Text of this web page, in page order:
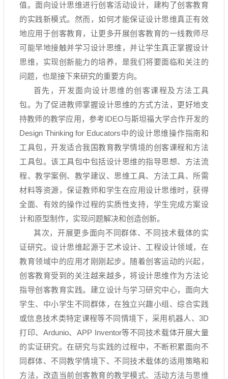
值。面向设计思维进行创客活动设计，建构了创客教育
的实践新模式。然而，如何才能保证设计思维真正有效
地应用于创客教育，让更多开展创客教育的一线教师尽
可能早地接触并学习设计思维，并让学生真正掌握设计
思维，实现创新能力的培养，是我们将要面临和关注的
问题，也是接下来研究的重要方向。
首先，开发面向设计思维的创客课程及方法工具
包。为了促进教师掌握设计思维的方式方法，更好地支
持教师的教学应用，参考IDEO与斯坦福大学合作开发的
Design Thinking for Educators中的设计思维操作指南和
工具包，开发适合我国教育教学情境的创客课程和方法
工具包。该工具包中包括设计思维的指导思想、方法流
程、教学案例、教学建议、思维工具、方法工具、所需
材料等资源，保证教师和学生在应用设计思维时，获得
全面、有效的操作过程的实质性支持，学生完成方案设
计和原型制作，实现问题解决和创造创新。
其次，开展更多面向不同群体、不同技术载体的实
证研究。设计思维起源于艺术设计、工程设计领域，在
教育领域中的应用才刚刚起步。随着创客运动的兴起，
创客教育受到的关注越来越多，将设计思维作为方法论
指导创客教育实践。建立设计与学习研究中心，面向大
学生、中小学生不同群体，在独立兴趣小组、综合实践
或信息技术类特定课程等不同情境下，采用机器人、 3D
打印、 Ardunio、 APP Inventor等不同技术载体开展大量
的实证研究。在研究与实践的过程中，不断积累面向不
同群体、不同教学情境下、不同技术载体的适用策略和
方法，改造当前创客教育的教学模式、活动方法与思维